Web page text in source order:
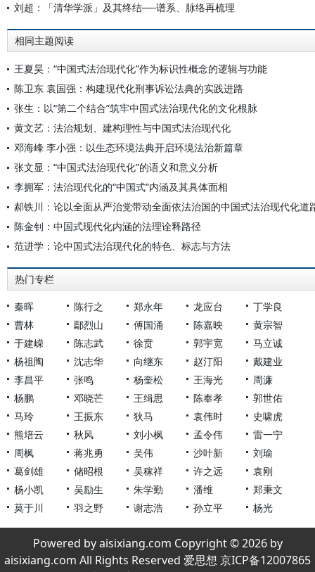
刘超：「清华学派」及其终结──谱系、脉络再梳理
相同主题阅读
王夏昊：“中国式法治现代化”作为标识性概念的逻辑与功能
陈卫东 袁国强：构建现代化刑事诉讼法典的实践进路
张生：以“第二个结合”筑牢中国式法治现代化的文化根脉
黄文艺：法治规划、建构理性与中国式法治现代化
邓海峰 李小强：以生态环境法典开启环境法治新篇章
张文显：“中国式法治现代化”的语义和意义分析
李拥军：法治现代化的“中国式”内涵及其具体面相
郝铁川：论以全面从严治党带动全面依法治国的中国式法治现代化道
陈金钊：中国式现代化内涵的法理诠释路径
范进学：论中国式法治现代化的特色、标志与方法
热门专栏
秦晖 陈行之 郑永年 龙应台
丁学良
曹林
鄢烈山 傅国涌 陈嘉映
黄宗智
于建嵘
陈志武 徐贲 郭宇宽
马立诚
杨祖陶
沈志华 向继东 赵汀阳
戴建业
李昌平
张鸣 杨奎松 王海光
周濂
杨鹏
邓晓芒 王缉思 陈奉孝
郭世佑
马玲
王振东 狄马 袁伟时
史啸虎
熊培云
秋风 刘小枫 孟令伟
雷一宁
周枫
蒋兆勇 吴伟 沙叶新
刘瑜
葛剑雄
储昭根 吴稼祥 许之远
袁刚
杨小凯
吴励生 朱学勤 潘维
郑秉文
莫于川
羽之野 谢志浩 孙立平 杨光
Powered by aisixiang.com Copyright © 2026 by
aisixiang.com All Rights Reserved 爱思想 京ICP备12007865